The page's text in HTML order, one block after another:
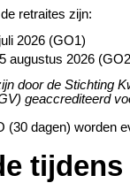
retraites zijn:
2026 (GO1)
augustus 2026
door de Stichting
geaccrediteerd
(30 dagen) worden